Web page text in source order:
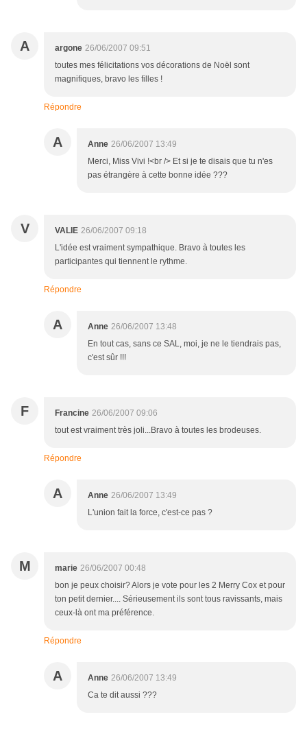
A argone 26/06/2007 09:51
toutes mes félicitations vos décorations de Noël sont
magnifiques, bravo les filles !
Répondre
A Anne 26/06/2007 13:49
Merci, Miss Vivi !<br /> Et si je te disais que tu n'es
pas étrangère à cette bonne idée ???
V VALIE 26/06/2007 09:18
L'idée est vraiment sympathique. Bravo à toutes les
participantes qui tiennent le rythme.
Répondre
A Anne 26/06/2007 13:48
En tout cas, sans ce SAL, moi, je ne le tiendrais pas,
c'est sûr !!!
F Francine 26/06/2007 09:06
tout est vraiment très joli...Bravo à toutes les brodeuses.
Répondre
A Anne 26/06/2007 13:49
L'union fait la force, c'est-ce pas ?
M marie 26/06/2007 00:48
bon je peux choisir? Alors je vote pour les 2 Merry Cox et pour
ton petit dernier.... Sérieusement ils sont tous ravissants, mais
ceux-là ont ma préférence.
Répondre
A Anne 26/06/2007 13:49
Ca te dit aussi ???